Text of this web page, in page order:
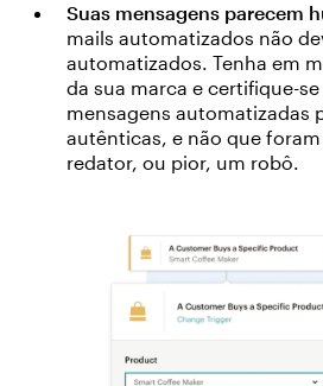
Suas mensagens parecem
mails automatizados não
automatizados. Tenha em
da sua marca e certifique-
mensagens automatizadas
autênticas, e não que
redator, ou pior, um robô.